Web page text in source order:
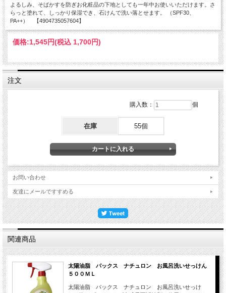
よるしみ、そばかすを防ぎお化粧品の下地としても一年中お使いいただけます。さ
らっと塗れて、しっかり保湿でき、石けんで洗い落とせます。 （SPF30、
PA++） 【4904735057604】
価格:1,545円(税込 1,700円)
注文
購入数： 個
在庫 55個
お問い合わせ
友達にメールですすめる
関連商品
太陽油脂 パックス ナチュロン お風呂洗いせっけん
５００ＭＬ
太陽油脂 パックス ナチュロン お風呂洗いせっけ